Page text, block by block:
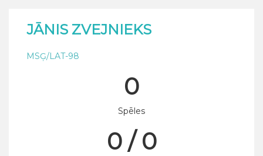
JĀNIS ZVEJNIEKS
MSĢ/LAT-98
0
Spēles
0 / 0